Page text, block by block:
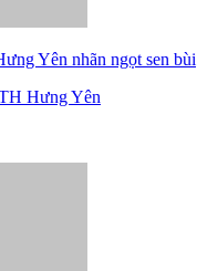
Yên nhãn ngọt sen bùi
Hưng Yên